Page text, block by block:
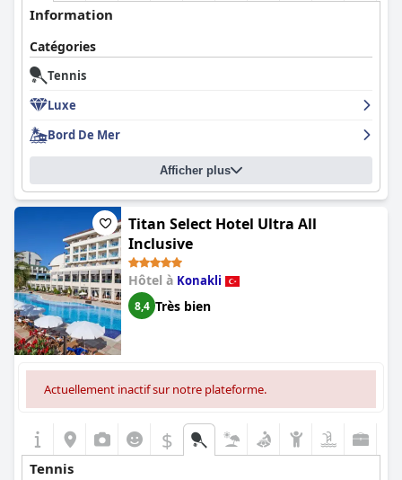
Information
Catégories
Tennis
Luxe
Bord De Mer
Afficher plus
Titan Select Hotel Ultra All
Inclusive
Hôtel à Konakli
8,4 Très bien
Actuellement inactif sur notre plateforme.
$
Tennis